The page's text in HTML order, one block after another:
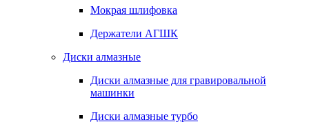
Мокрая шлифовка
Держатели АГШК
Диски алмазные
Диски алмазные для гравировальной
машинки
Диски алмазные турбо